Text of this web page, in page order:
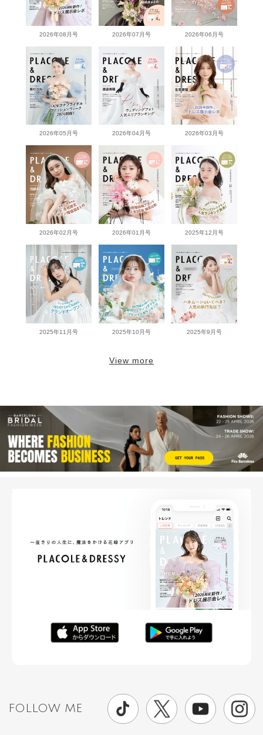
2026年08月号 2026年07月号 2026年06月号
2026年05月号 2026年04月号 2026年03月号
2026年02月号 2026年01月号 2025年12月号
2025年11月号 2025年10月号 2025年9月号
View more
FOLLOW ME